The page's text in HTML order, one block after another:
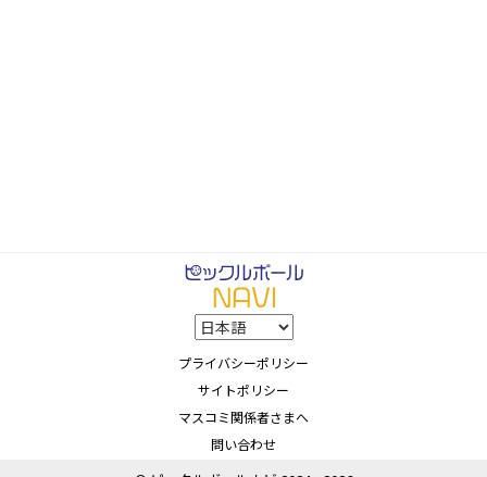
プライバシーポリシー
サイトポリシー
マスコミ関係者さまへ
問い合わせ